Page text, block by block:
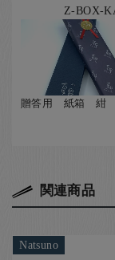
Z-BOX-
贈答用 紙箱 紺
関連商品
Natsuno